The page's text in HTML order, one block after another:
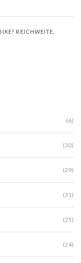
REICHWEITE,
(6)
(30)
(29)
(31)
(25)
(24)